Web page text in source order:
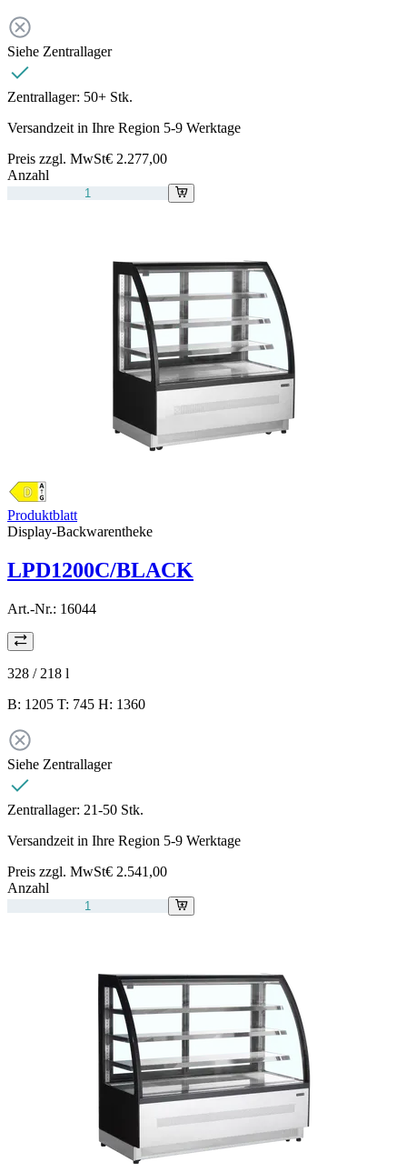
Siehe Zentrallager
Zentrallager: 50+ Stk.
Versandzeit in Ihre Region 5-9 Werktage
Preis zzgl. MwSt€ 2.277,00
Anzahl
Produktblatt
Display-Backwarentheke
LPD1200C/BLACK
Art.-Nr.: 16044
328 / 218 l
B: 1205 T: 745 H: 1360
Siehe Zentrallager
Zentrallager: 21-50 Stk.
Versandzeit in Ihre Region 5-9 Werktage
Preis zzgl. MwSt€ 2.541,00
Anzahl